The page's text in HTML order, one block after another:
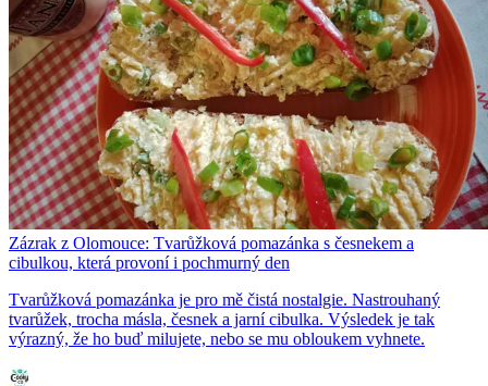
Zázrak z Olomouce: Tvarůžková pomazánka s česnekem a
cibulkou, která provoní i pochmurný den
Tvarůžková pomazánka je pro mě čistá nostalgie. Nastrouhaný
tvarůžek, trocha másla, česnek a jarní cibulka. Výsledek je tak
výrazný, že ho buď milujete, nebo se mu obloukem vyhnete.